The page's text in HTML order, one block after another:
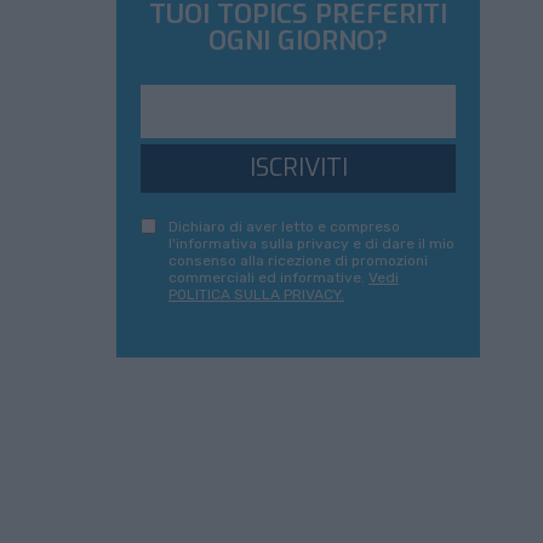
TUOI TOPICS PREFERITI
OGNI GIORNO?
ISCRIVITI
Dichiaro di aver letto e compreso
l'informativa sulla privacy e di dare il mio
consenso alla ricezione di promozioni
commerciali ed informative. Vedi
POLITICA SULLA PRIVACY.